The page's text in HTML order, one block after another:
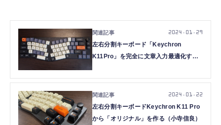
左右分割キーボード「Keychron
K11Pro」を完全に文章入力最適化する
2024.01.29
左右分割キーボードKeychron K11 Pro
から「オリジナル」を作る（小寺信良）
2024.01.22